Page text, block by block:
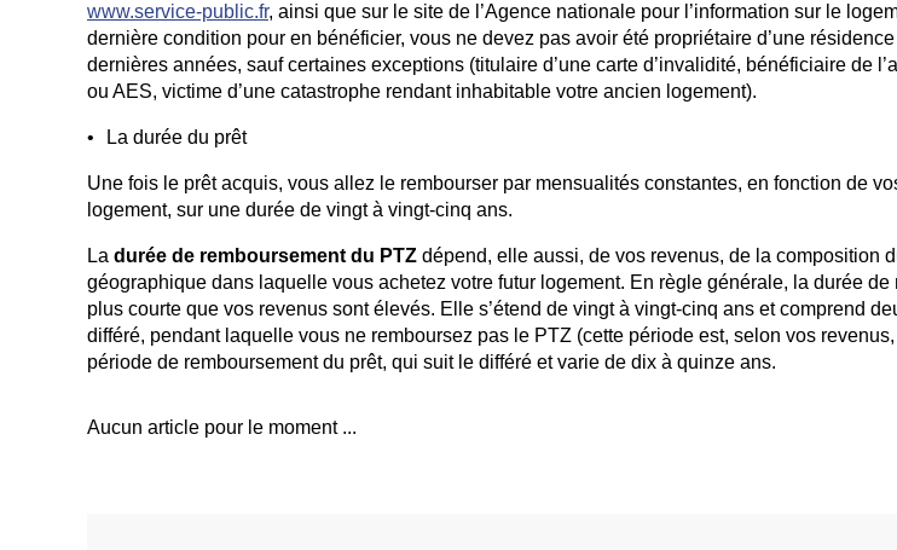
www.service-public.fr, ainsi que sur le site de l’Agence nationale pour l’information sur le
dernière condition pour en bénéficier, vous ne devez pas avoir été propriétaire d’une
dernières années, sauf certaines exceptions (titulaire d’une carte d’invalidité, bénéficiaire de
ou AES, victime d’une catastrophe rendant inhabitable votre ancien logement).
La durée du prêt
Une fois le prêt acquis, vous allez le rembourser par mensualités constantes, en fonction de
logement, sur une durée de vingt à vingt-cinq ans.
La durée de remboursement du PTZ dépend, elle aussi, de vos revenus, de la composition
géographique dans laquelle vous achetez votre futur logement. En règle générale, la durée de
plus courte que vos revenus sont élevés. Elle s’étend de vingt à vingt-cinq ans et comprend
différé, pendant laquelle vous ne remboursez pas le PTZ (cette période est, selon vos
période de remboursement du prêt, qui suit le différé et varie de dix à quinze ans.
Aucun article pour le moment ...